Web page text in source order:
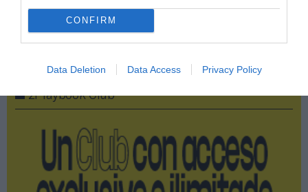
CONFIRM
Data Deletion Data Access Privacy Policy
2Playbook Club